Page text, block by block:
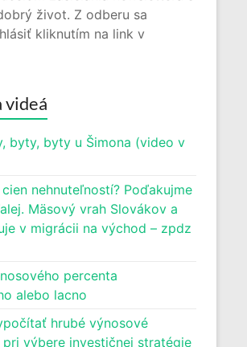
život. Z odberu sa
kliknutím na link v
videá
byty, byty u Šimona (video v
nehnuteľností? Poďakujme
Mäsový vrah Slovákov a
v migrácii na východ – zpdz
percenta
alebo lacno
hrubé výnosové
výbere investičnej stratégie